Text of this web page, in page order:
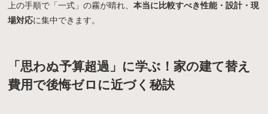
モデルハウス
来場予約
見学会・
イベント情報
お問い合わせ・
上の手順で「一式」の霧が晴れ、本当に比較すべき性能・設計・現
場対応に集中できます。
「思わぬ予算超過」に学ぶ！家の建て替え
費用で後悔ゼロに近づく秘訣